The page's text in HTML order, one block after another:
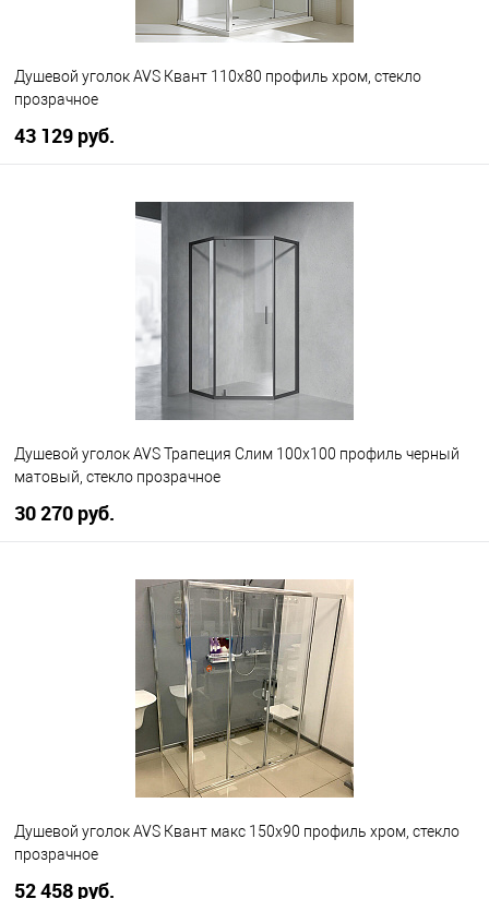
Душевой уголок AVS Квант 110x80 профиль хром, стекло
прозрачное
43 129 руб.
В корзину
В наличии
Душевой уголок AVS Трапеция Слим 100x100 профиль черный
матовый, стекло прозрачное
30 270 руб.
В корзину
В наличии
Душевой уголок AVS Квант макс 150x90 профиль хром, стекло
прозрачное
52 458 руб.